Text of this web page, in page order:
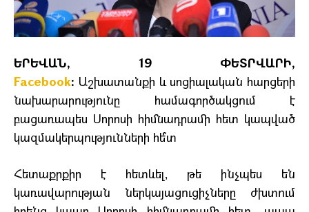
ԵՐԵՎԱՆ, 19 ՓԵՏՐՎԱՐԻ,
Facebook: Աշխատանքի և սոցիալական հարցերի
նախարարությունը համագործակցում է
բացառապես Սորոսի հիմնադրամի հետ կապված
կազմակերպությունների հե՞տ
Հետաքրքիր է հետևել, թե ինչպես են
կառավարության ներկայացուցիչները ժխտում